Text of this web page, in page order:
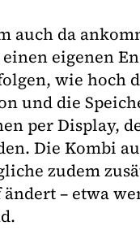
auch da
eigenen
wie hoch
und die
per Display,
Die Kombi
zudem
– etwa